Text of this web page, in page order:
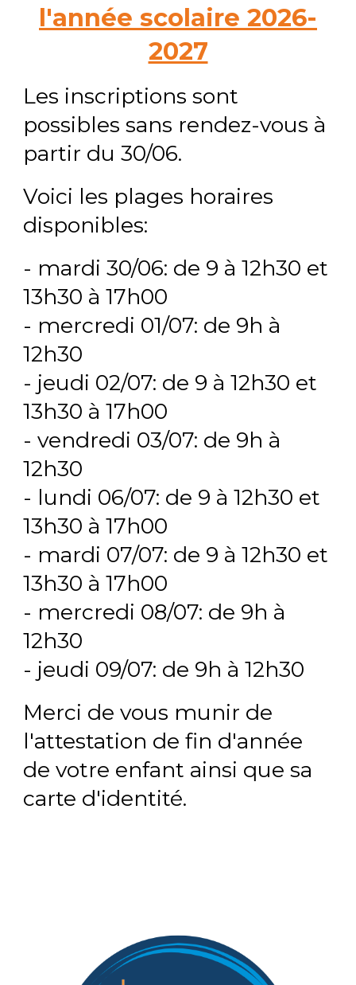
l'année scolaire 2026-
2027
Les inscriptions sont
possibles sans rendez-vous à
partir du 30/06.
Voici les plages horaires
disponibles:
- mardi 30/06: de 9 à 12h30 et
13h30 à 17h00
- mercredi 01/07: de 9h à
12h30
- jeudi 02/07: de 9 à 12h30 et
13h30 à 17h00
- vendredi 03/07: de 9h à
12h30
- lundi 06/07: de 9 à 12h30 et
13h30 à 17h00
- mardi 07/07: de 9 à 12h30 et
13h30 à 17h00
- mercredi 08/07: de 9h à
12h30
- jeudi 09/07: de 9h à 12h30
Merci de vous munir de
l'attestation de fin d'année
de votre enfant ainsi que sa
carte d'identité.